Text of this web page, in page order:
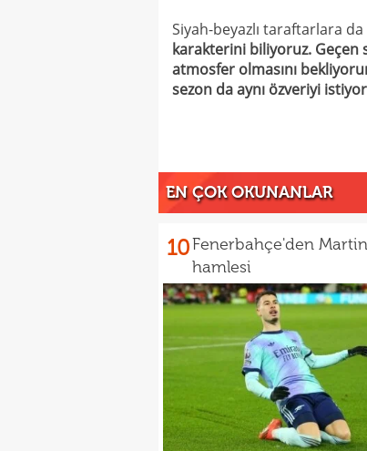
Siyah-beyazlı taraftarlara
karakterini biliyoruz.
atmosfer olmasını
sezon da aynı özveriyi
EN ÇOK OKUNANLAR
10Fenerbahçe'den
hamlesi